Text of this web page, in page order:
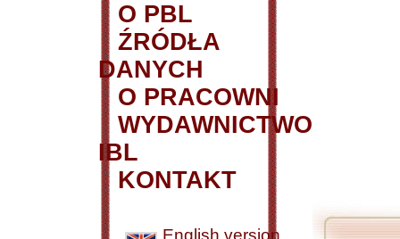
O PBL
ŹRÓDŁA
DANYCH
O PRACOWNI
WYDAWNICTWO
IBL
KONTAKT
English version